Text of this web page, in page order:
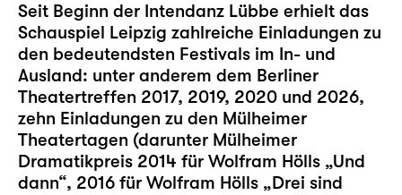
Seit Beginn der Intendanz Lübbe erhielt das
Schauspiel Leipzig zahlreiche Einladungen zu
den bedeutendsten Festivals im In- und
Ausland: unter anderem dem Berliner
Theatertreffen 2017, 2019, 2020 und 2026,
zehn Einladungen zu den Mülheimer
Theatertagen (darunter Mülheimer
Dramatikpreis 2014 für Wolfram Hölls „Und
dann“, 2016 für Wolfram Hölls „Drei sind